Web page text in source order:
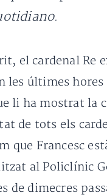
.
el cardenal Re
les últimes hores
li ha mostrat la
de tots els
que Francesc
al Policlínic
de dimecres